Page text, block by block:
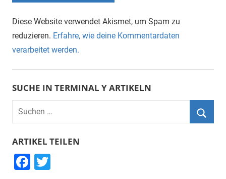
Diese Website verwendet Akismet, um Spam zu
reduzieren. Erfahre, wie deine Kommentardaten
verarbeitet werden.
SUCHE IN TERMINAL Y ARTIKELN
Suchen
nach:
ARTIKEL TEILEN
F